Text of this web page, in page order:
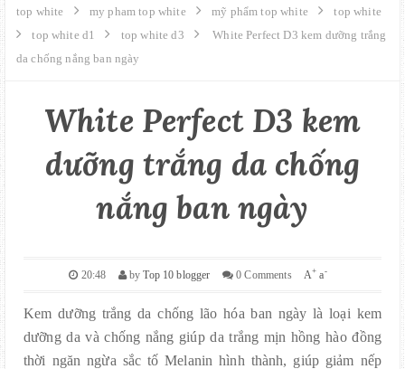
GIỚI THIỆU
LIÊN HỆ
MUA HÀNG
SITE MAPS
top white
my pham top white mỹ phẩm top white
top white
top white d1
top white d3
White Perfect D3 kem dưỡng trắng
da chống nắng ban ngày
White Perfect D3 kem
dưỡng trắng da chống
nắng ban ngày
20:48 byTop 10 blogger 0 Comments A+ a-
Kem dưỡng trắng da chống lão hóa ban ngày là loại kem
dưỡng da và chống nắng giúp da trắng mịn hồng hào đồng
thời ngăn ngừa sắc tố Melanin hình thành, giúp giảm nếp